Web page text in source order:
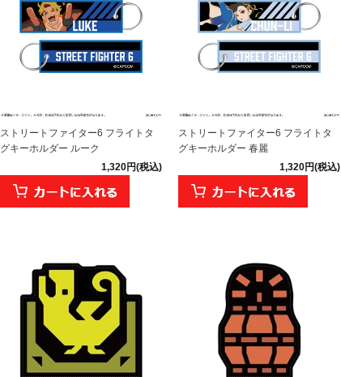
ストリートファイター6 フライトタ
グキーホルダー ルーク
1,320円(税込)
ストリートファイター6 フライトタ
グキーホルダー 春麗
1,320円(税込)